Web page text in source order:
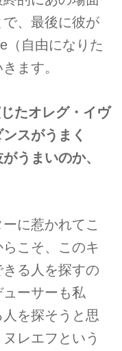
、最後に彼が
（自由になりた
ます。
たオレグ・イヴ
スがうまく
うまいのか、
に惹かれてこ
こそ、このキ
る人を探すの
ーサーも私
を探そうと思
レエフという